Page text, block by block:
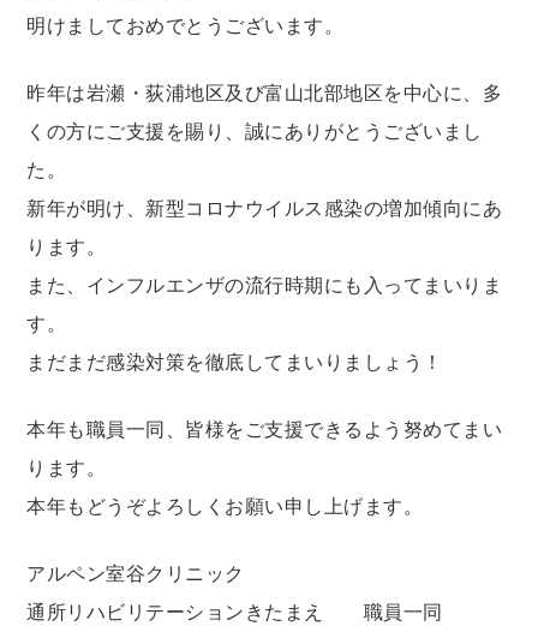
明けましておめでとうございます。
昨年は岩瀬・荻浦地区及び富山北部地区を中心に、多
くの方にご支援を賜り、誠にありがとうございまし
た。
新年が明け、新型コロナウイルス感染の増加傾向にあ
ります。
また、インフルエンザの流行時期にも入ってまいりま
す。
まだまだ感染対策を徹底してまいりましょう！
本年も職員一同、皆様をご支援できるよう努めてまい
ります。
本年もどうぞよろしくお願い申し上げます。
アルペン室谷クリニック
通所リハビリテーションきたまえ 職員一同